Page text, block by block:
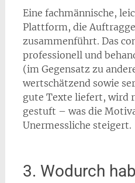
Eine fachmännische,
Plattform, die
zusammenführt. Das
professionell und
(im Gegensatz zu
wertschätzend sowie
gute Texte liefert, wird
gestuft – was die
Unermessliche steigert.
3. Wodurch